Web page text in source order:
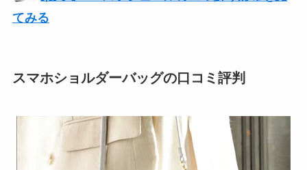
てみる
スマホショルダーバッグの口コミ評判